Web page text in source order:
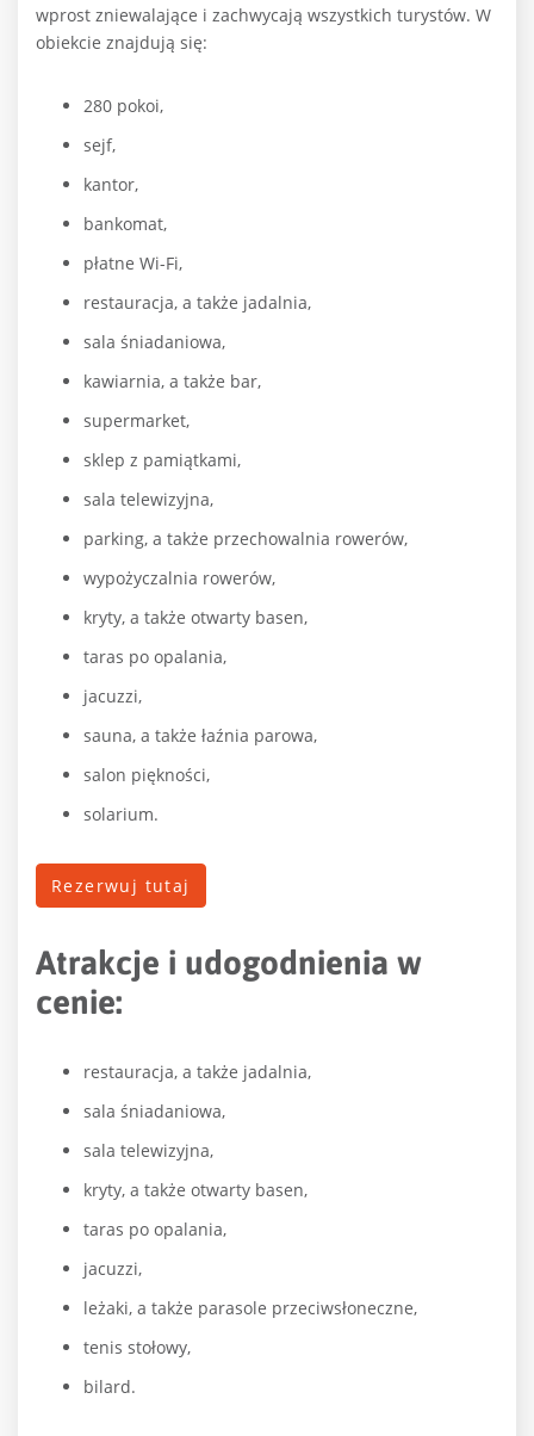
wprost zniewalające i zachwycają wszystkich turystów. W
obiekcie znajdują się:
280 pokoi,
sejf,
kantor,
bankomat,
płatne Wi-Fi,
restauracja, a także jadalnia,
sala śniadaniowa,
kawiarnia, a także bar,
supermarket,
sklep z pamiątkami,
sala telewizyjna,
parking, a także przechowalnia rowerów,
wypożyczalnia rowerów,
kryty, a także otwarty basen,
taras po opalania,
jacuzzi,
sauna, a także łaźnia parowa,
salon piękności,
solarium.
Rezerwuj tutaj
Atrakcje i udogodnienia w
cenie:
restauracja, a także jadalnia,
sala śniadaniowa,
sala telewizyjna,
kryty, a także otwarty basen,
taras po opalania,
jacuzzi,
leżaki, a także parasole przeciwsłoneczne,
tenis stołowy,
bilard.